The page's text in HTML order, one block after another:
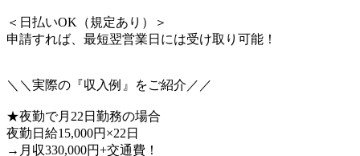
＜日払いOK（規定あり）＞
申請すれば、最短翌営業日には受け取り可能！
＼＼実際の『収入例』をご紹介／／
★夜勤で月22日勤務の場合
夜勤日給15,000円×22日
→月収330,000円+交通費！